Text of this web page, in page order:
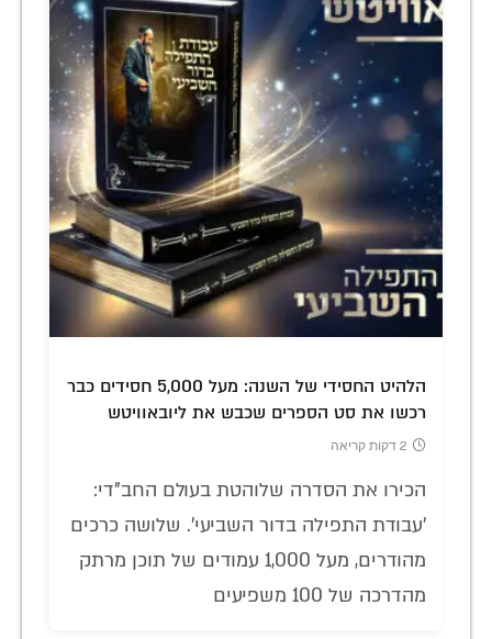
הלהיט החסידי של השנה: מעל 5,000 חסידים כבר
רכשו את סט הספרים שכבש את ליובאוויטש
2 דקות קריאה
הכירו את הסדרה שלוהטת בעולם החב"די:
'עבודת התפילה בדור השביעי'. שלושה כרכים
מהודרים, מעל 1,000 עמודים של תוכן מרתק
מהדרכה של 100 משפיעים